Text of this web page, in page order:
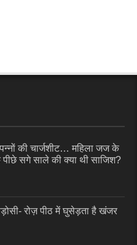
की चार्जशीट… महिला जज के
पीछे सगे साले की क्या थी साजिश?
रोज़ पीठ में घुसेड़ता है खंजर